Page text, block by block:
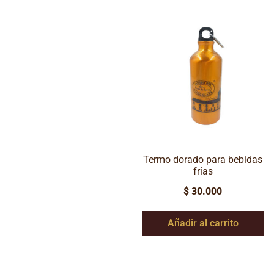
Termo dorado para bebidas
frías
$ 30.000
Añadir al carrito